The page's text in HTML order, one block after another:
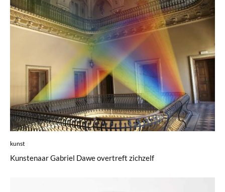
kunst
Kunstenaar Gabriel Dawe overtreft zichzelf